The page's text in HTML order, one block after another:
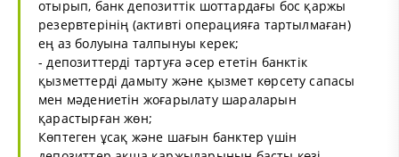
отырып, банк депозиттік шоттардағы бос қаржы
резервтерінің (активті операцияға тартылмаған)
ең аз болуына талпынуы керек;
- депозиттерді тартуға әсер ететін банктік
қызметтерді дамыту және қызмет көрсету сапасы
мен мәдениетін жоғарылату шараларын
қарастырған жөн;
Көптеген ұсақ және шағын банктер үшін